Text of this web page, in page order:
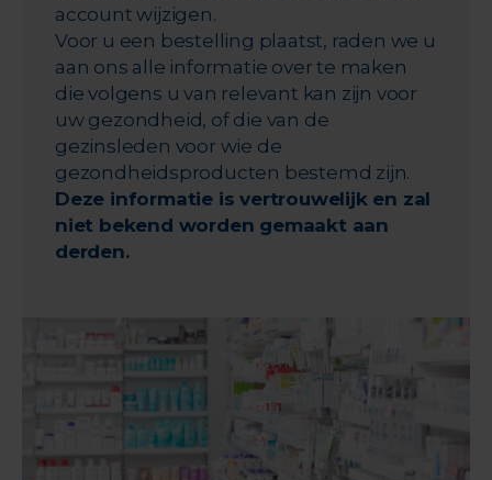
account wijzigen.
Voor u een bestelling plaatst, raden we u
aan ons alle informatie over te maken
die volgens u van relevant kan zijn voor
uw gezondheid, of die van de
gezinsleden voor wie de
gezondheidsproducten bestemd zijn.
Deze informatie is vertrouwelijk en zal
niet bekend worden gemaakt aan
derden.